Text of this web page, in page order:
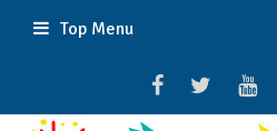
Top Menu